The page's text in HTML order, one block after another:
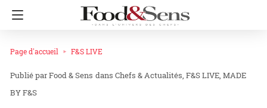
Page d'accueil F&S LIVE
Food & Sens dans Chefs & Actualités F&S LIVE MADE
BY F&S